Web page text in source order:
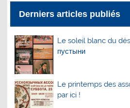
Derniers articles publiés
Le soleil blanc du
пустыни
Le printemps des
par ici !